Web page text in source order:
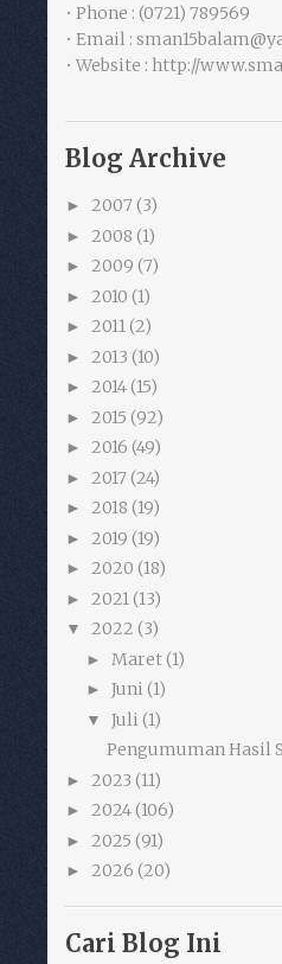
• Phone : (0721) 789569
• Email :
• Website : http://
Blog Archive
► 2007 (3)
► 2008 (1)
► 2009 (7)
► 2010 (1)
► 2011(2)
► 2013 (10)
► 2014(15)
► 2015 (92)
► 2016 (49)
► 2017 (24)
► 2018 (19)
► 2019 (19)
► 2020 (18)
► 2021(13)
▼ 2022 (3)
► Maret(1)
► Juni (1)
▼ Juli (1)
Pengumuman Hasil
► 2023 (11)
► 2024(106)
► 2025 (91)
► 2026 (20)
Cari Blog Ini